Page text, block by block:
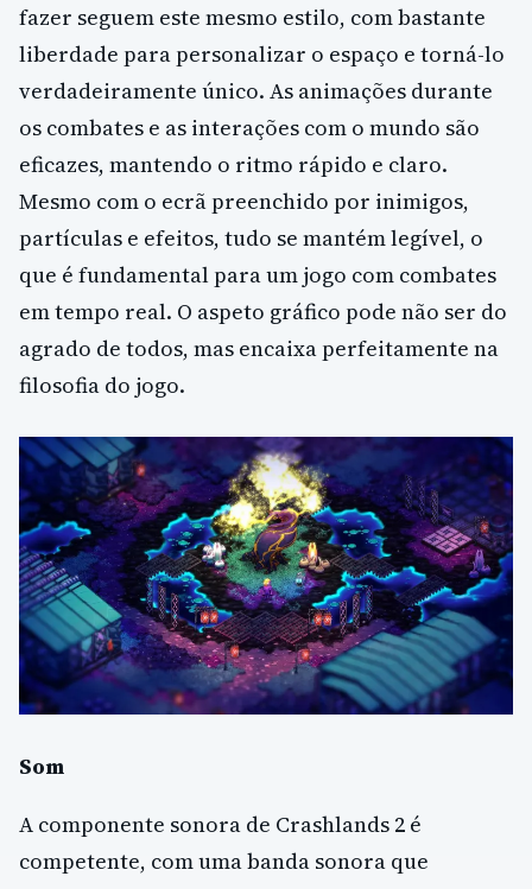
fazer seguem este mesmo estilo, com bastante
liberdade para personalizar o espaço e torná-lo
verdadeiramente único. As animações durante
os combates e as interações com o mundo são
eficazes, mantendo o ritmo rápido e claro.
Mesmo com o ecrã preenchido por inimigos,
partículas e efeitos, tudo se mantém legível, o
que é fundamental para um jogo com combates
em tempo real. O aspeto gráfico pode não ser do
agrado de todos, mas encaixa perfeitamente na
filosofia do jogo.
Som
A componente sonora de Crashlands 2 é
competente, com uma banda sonora que